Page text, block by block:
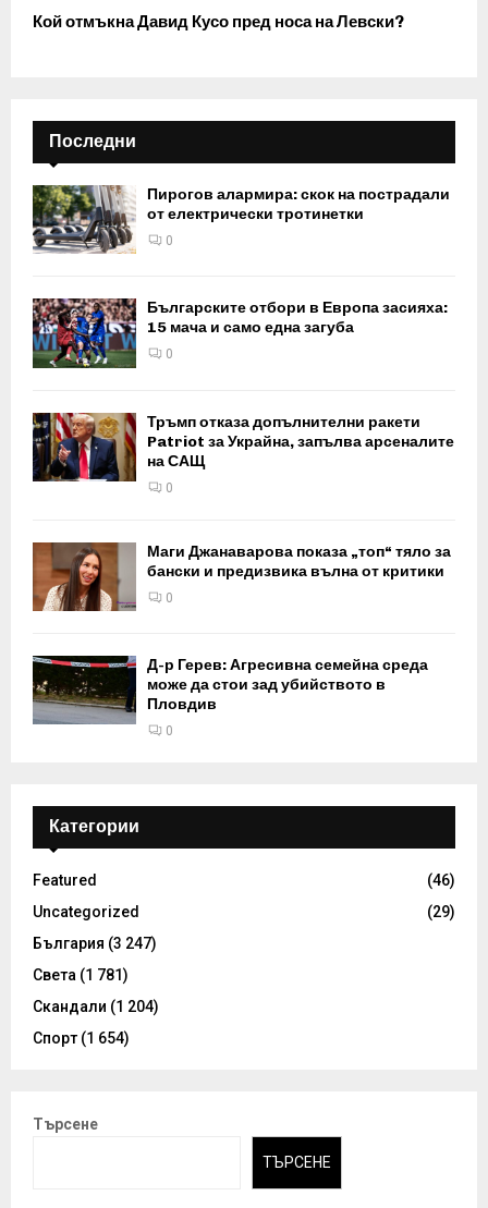
Кой отмъкна Давид Кусо пред носа на Левски?
Последни
Пирогов алармира: скок на пострадали
от електрически тротинетки
0
Българските отбори в Европа засияха:
15 мача и само една загуба
0
Тръмп отказа допълнителни ракети
Patriot за Украйна, запълва арсеналите
на САЩ
0
Маги Джанаварова показа „топ“ тяло за
бански и предизвика вълна от критики
0
Д-р Герев: Агресивна семейна среда
може да стои зад убийството в
Пловдив
0
Категории
Featured
(46)
Uncategorized
(29)
България (3 247)
Света (1 781)
Скандали (1 204)
Спорт (1 654)
Търсене
ТЪРСЕНЕ